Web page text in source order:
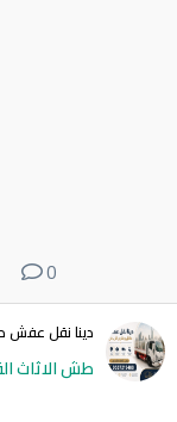
0
دينا نقل عفش داخل
طش الاثاث